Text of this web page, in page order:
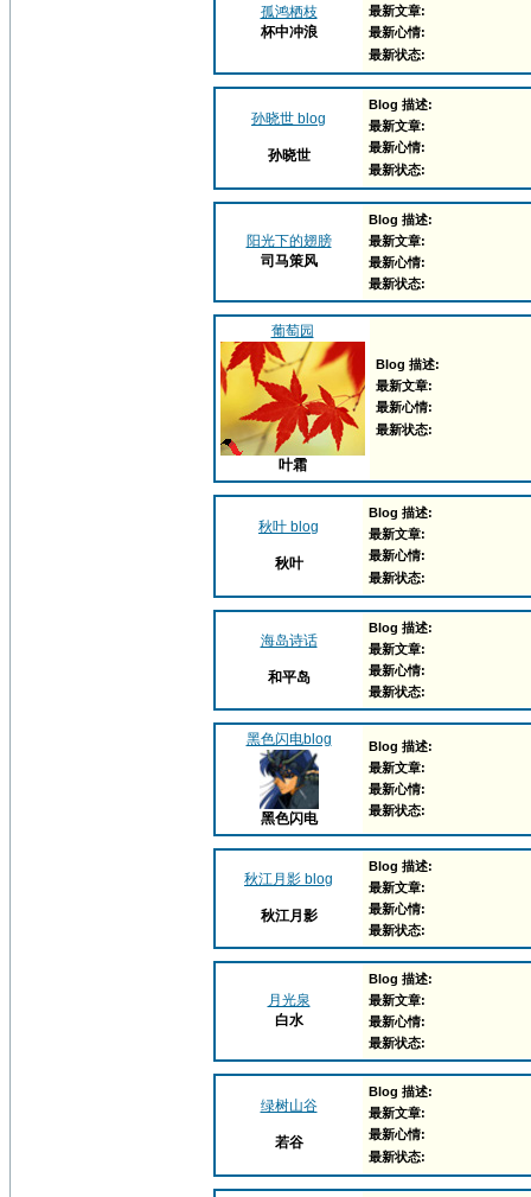
孤鸿栖枝
杯中冲浪
最新文章:
最新心情:
最新状态:
孙晓世 blog
孙晓世
Blog 描述:
最新文章:
最新心情:
最新状态:
阳光下的翅膀
司马策风
Blog 描述:
最新文章:
最新心情:
最新状态:
葡萄园
叶霜
Blog 描述:
最新文章:
最新心情:
最新状态:
秋叶 blog
秋叶
Blog 描述:
最新文章:
最新心情:
最新状态:
海岛诗话
和平岛
Blog 描述:
最新文章:
最新心情:
最新状态:
黑色闪电blog
黑色闪电
Blog 描述:
最新文章:
最新心情:
最新状态:
秋江月影 blog
秋江月影
Blog 描述:
最新文章:
最新心情:
最新状态:
月光泉
白水
Blog 描述:
最新文章:
最新心情:
最新状态:
绿树山谷
若谷
Blog 描述:
最新文章:
最新心情:
最新状态: